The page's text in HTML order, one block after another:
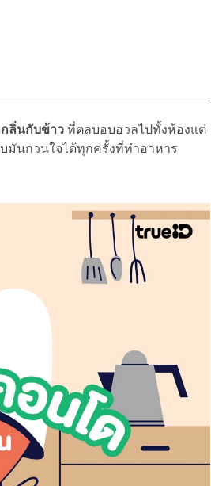
ลิ่นกับข้าว ที่ตลบอบอวลไปทั้งห้องแต่
นกวนใจได้ทุกครั้งที่ทำอาหาร